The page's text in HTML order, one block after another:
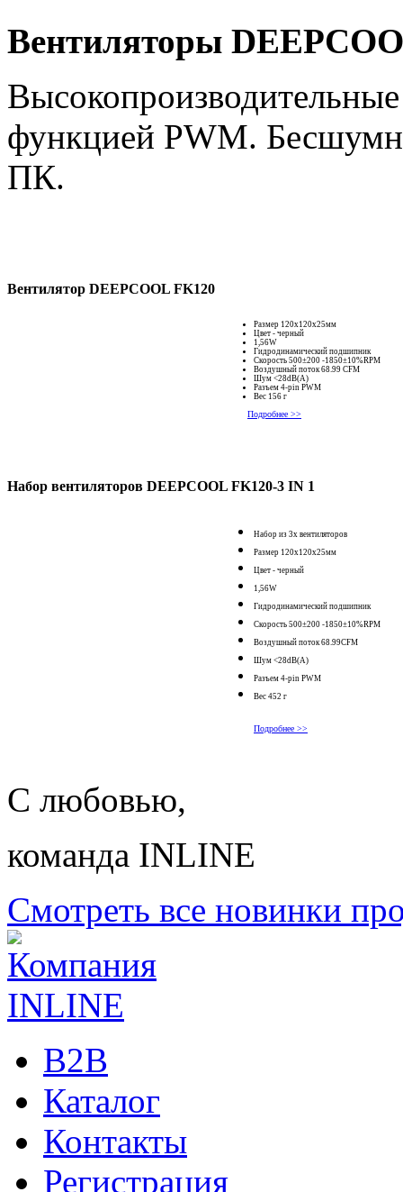
Вентиляторы
функцией PWM.
ПК.
Вентилятор DEEPCOOL FK120
Размер 120x120x25мм
Цвет - черный
1,56W
Гидродинамический подшипник
Скорость 500±200 -1850±10%RPM
Воздушный поток 68.99 CFM
Шум <28dB(A)
Разъем 4-pin PWM
Вес 156 г
Подробнее >>
Набор вентиляторов DEEPCOOL FK120-3 IN 1
Набор из 3х вентиляторов
Размер 120x120x25мм
Цвет - черный
1,56W
Гидродинамический подшипник
Скорость 500±200 -1850±10%RPM
Воздушный поток 68.99CFM
Шум <28dB(A)
Разъем 4-pin PWM
Вес 452 г
Подробнее >>
С любовью,
команда INLINE
Смотреть все новинки
B2B
Каталог
Контакты
Регистрация